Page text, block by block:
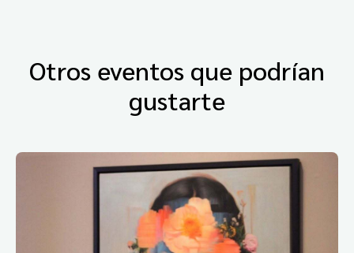
Otros eventos que podrían
gustarte